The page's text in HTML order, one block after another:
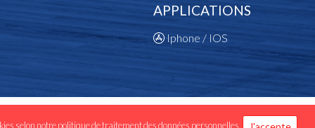
Champion des Scolaires
1980
Champion des Dames
Vainqueur Coupe des Dames
APPLICATIONS
Iphone / IOS
personnelles
selon notrepolitique de traitement des données personnelles.